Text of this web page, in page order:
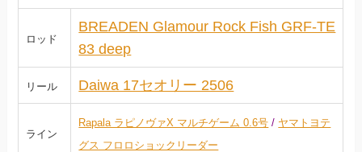
ロッド
BREADEN Glamour Rock Fish GRF-TE
83 deep
リール Daiwa 17セオリー 2506
ライン
Rapala ラピノヴァX マルチゲーム 0.6号 / ヤマトヨテ
グス フロロショックリーダー